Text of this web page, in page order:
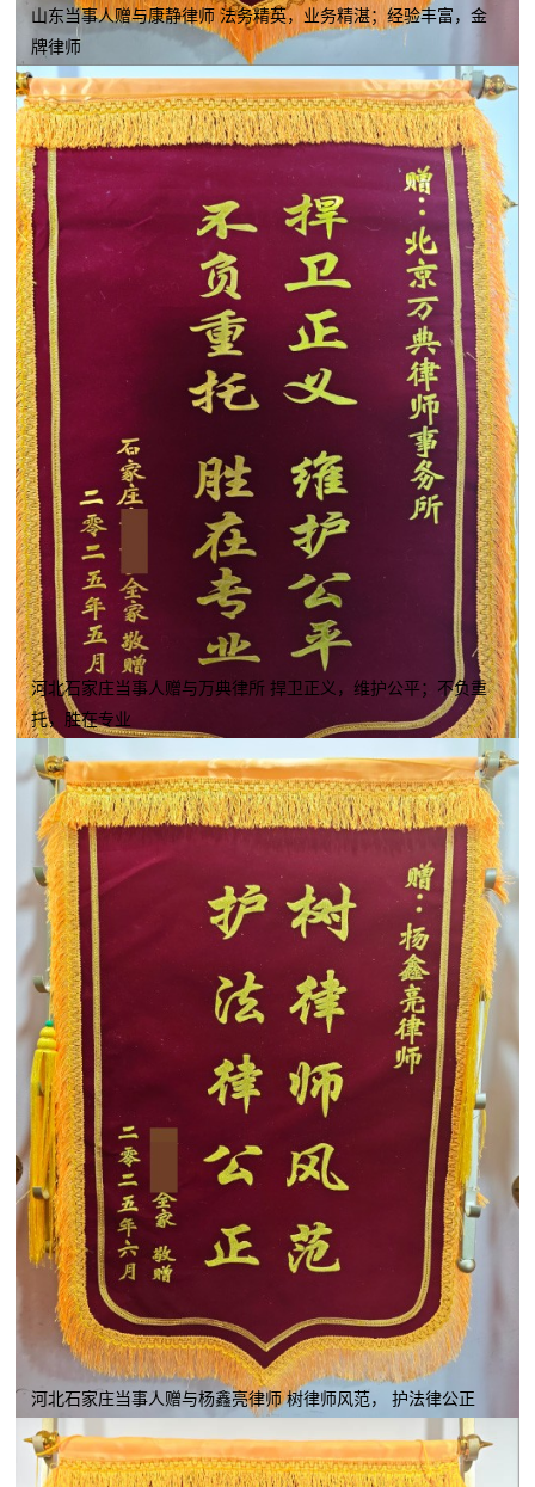
山东当事人赠与康静律师 法务精英，业务精湛；经验丰富，金
牌律师
河北石家庄当事人赠与万典律所 捍卫正义，维护公平；不负重
托，胜在专业
河北石家庄当事人赠与杨鑫亮律师 树律师风范， 护法律公正